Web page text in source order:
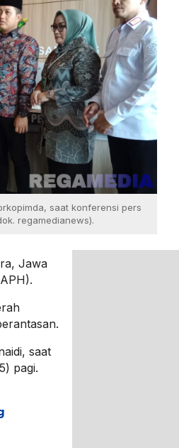
saat konferensi pers
regamedianews).
Jawa
saat
pagi.